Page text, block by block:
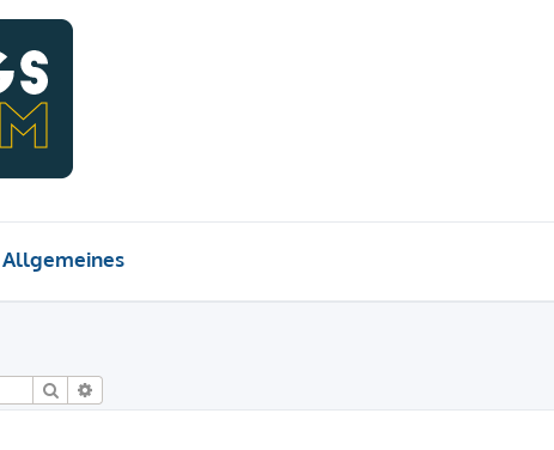
Allgemeines
Suche